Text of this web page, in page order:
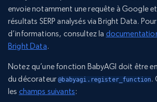
envoie notamment une requête à Google
résultats SERP analysés via Bright Data.
d’informations, consultez la documentation
Bright Data.
Notez qu’une fonction BabyAGI doit être
du décorateur@babyagi.register_function.
les champs suivants: